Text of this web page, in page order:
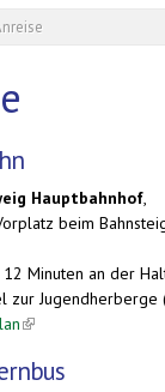
Hauptbahnhof,
beim
12 Minuten an der
zur Jugendherberge
(link is external)